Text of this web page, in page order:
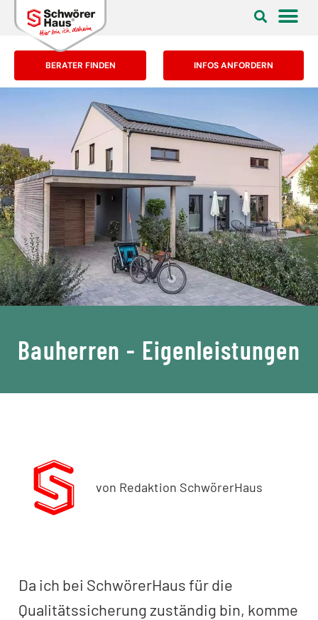
BERATER FINDEN INFOS ANFORDERN
Bauherren - Eigenleistungen
von Redaktion SchwörerHaus
Da ich bei SchwörerHaus für die
Qualitätssicherung zuständig bin, komme